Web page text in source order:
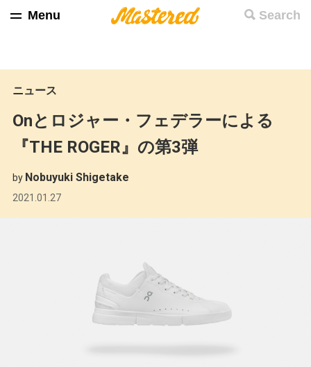
Search
Menu
ニュース
Onとロジャー・フェデラーによる
『THE ROGER』の第3弾
by Nobuyuki Shigetake
2021.01.27